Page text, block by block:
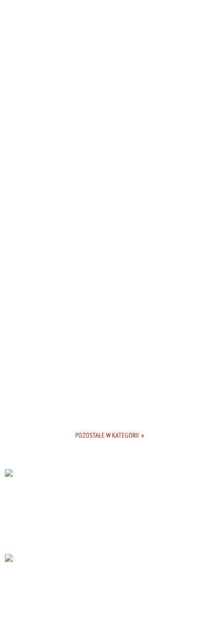
POZOSTAŁE W KATEGORII